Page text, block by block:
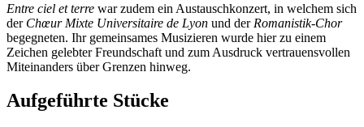
Entre ciel et terre war zudem ein Austauschkonzert, in welchem sich
der Chœur Mixte Universitaire de Lyon und der Romanistik-Chor
begegneten. Ihr gemeinsames Musizieren wurde hier zu einem
Zeichen gelebter Freundschaft und zum Ausdruck vertrauensvollen
Miteinanders über Grenzen hinweg.
Aufgeführte Stücke